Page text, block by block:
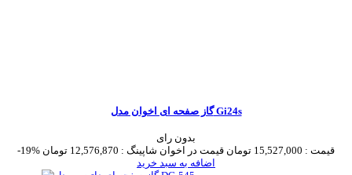
گاز صفحه ای اخوان مدل Gi24s
بدون رای
-19%
قیمت : 15,527,000 تومان قیمت در اخوان شاپینگ : 12,576,870 تومان
اضافه به سبد خرید